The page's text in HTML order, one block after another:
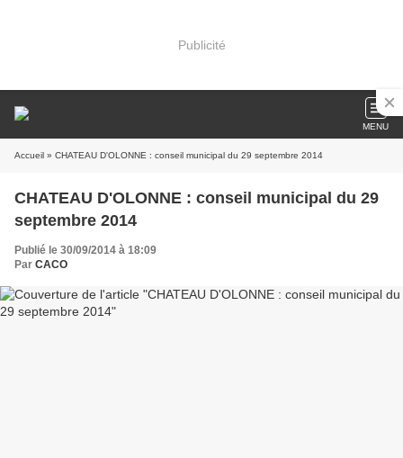
Publicité
MENU
Accueil » CHATEAU D'OLONNE : conseil municipal du 29 septembre 2014
CHATEAU D'OLONNE : conseil municipal du 29
septembre 2014
Publié le 30/09/2014 à 18:09
Par CACO